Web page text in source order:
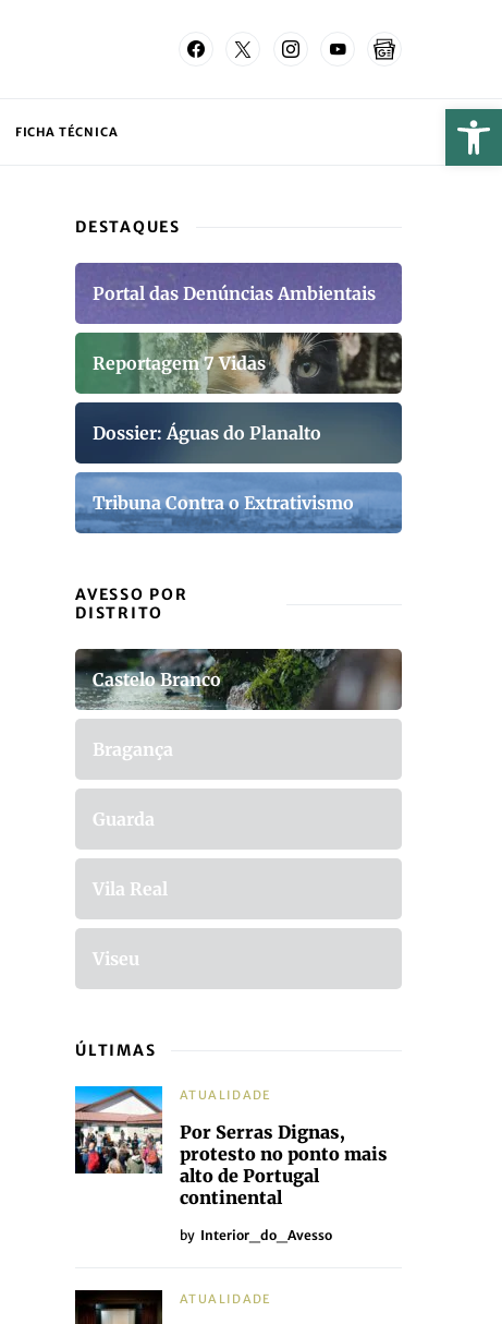
FICHA TÉCNICA
DESTAQUES
Portal das Denúncias Ambientais
Reportagem 7 Vidas
Dossier: Águas do Planalto
Tribuna Contra o Extrativismo
AVESSO POR
DISTRITO
Castelo Branco
Bragança
Guarda
Vila Real
Viseu
ÚLTIMAS
ATUALIDADE
Por Serras Dignas,
protesto no ponto mais
alto de Portugal
continental
by Interior_do_Avesso
ATUALIDADE